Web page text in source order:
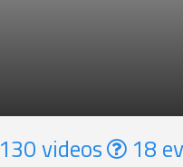
130 videos 18